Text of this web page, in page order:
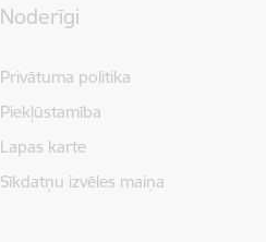
Noderīgi
Privātuma politika
Piekļūstamība
Lapas karte
Sīkdatņu izvēles maiņa